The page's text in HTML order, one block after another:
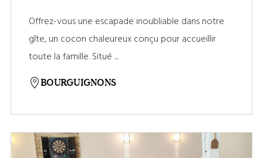
Offrez-vous une escapade inoubliable dans notre
gîte, un cocon chaleureux conçu pour accueillir
toute la famille. Situé ...
BOURGUIGNONS